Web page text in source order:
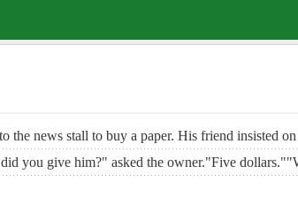
news stall to buy a paper. His friend insisted
you give him?" asked the owner."Five